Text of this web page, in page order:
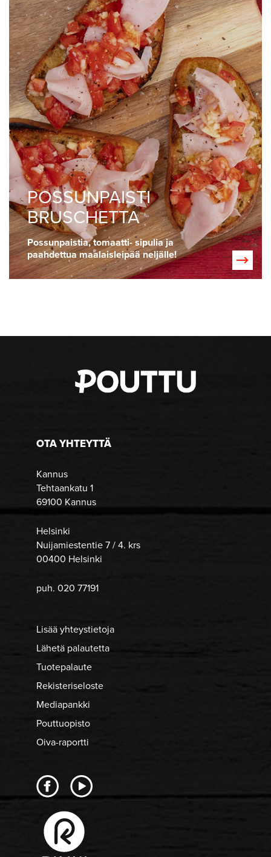
POSSUNPAISTI
BRUSCHETTA
Possunpaistia, tomaatti- sipulia ja
paahdettua maalaisleipää neljälle!
OTA YHTEYTTÄ
Kannus
Tehtaankatu 1
69100 Kannus
Helsinki
Nuijamiestentie 7 / 4. krs
00400 Helsinki
puh. 020 77191
Lisää yhteystietoja
Lähetä palautetta
Tuotepalaute
Rekisteriseloste
Mediapankki
Pouttuopisto
Oiva-raportti